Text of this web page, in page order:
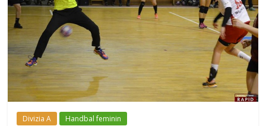
Divizia A Handbal feminin